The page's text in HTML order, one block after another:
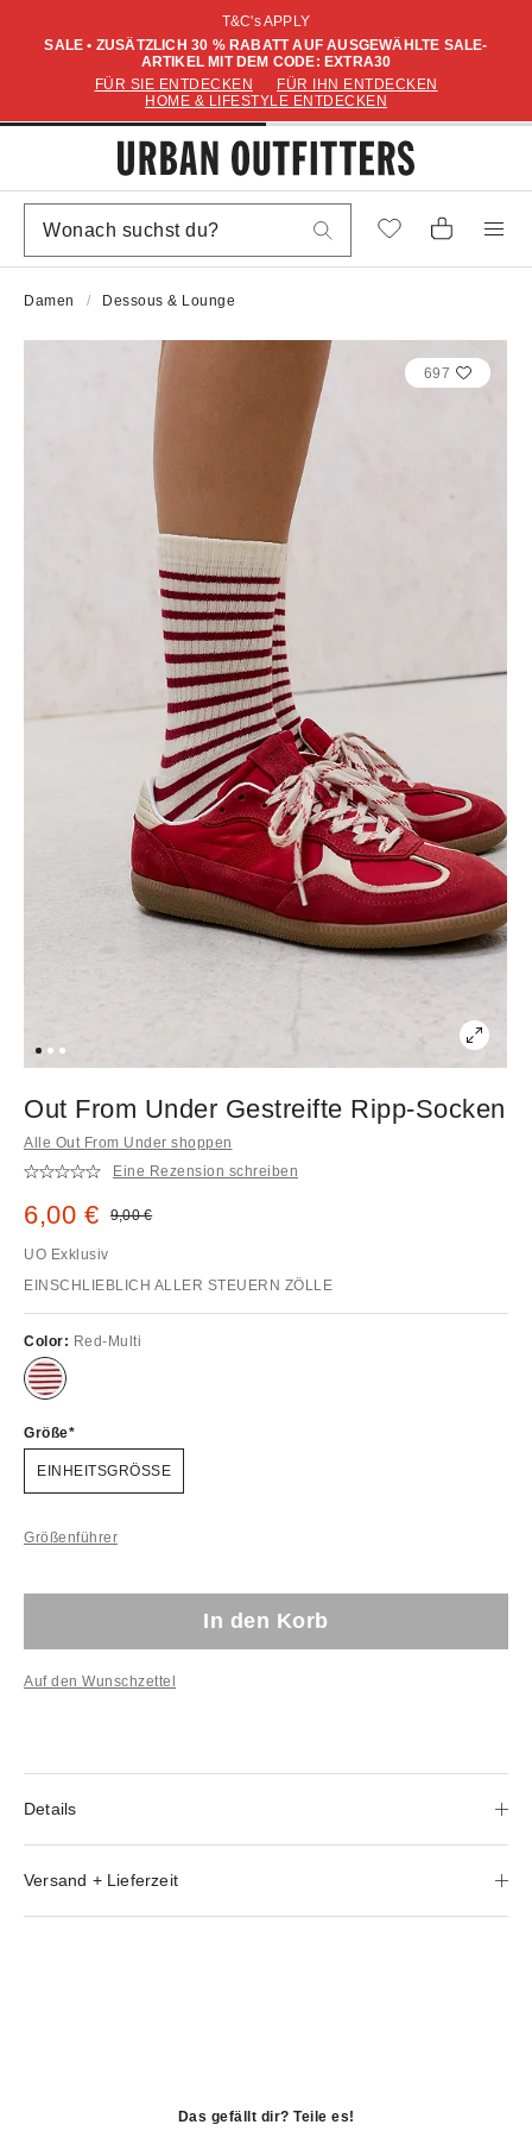
T&C's APPLY
SALE • ZUSÄTZLICH 30 % RABATT AUF AUSGEWÄHLTE SALE-
ARTIKEL MIT DEM CODE: EXTRA30
FÜR SIE ENTDECKEN
FÜR IHN ENTDECKEN
HOME & LIFESTYLE ENTDECKEN
Damen Dessous & Lounge
697
Out From Under Gestreifte Ripp-Socken
Alle Out From Under shoppen
Eine Rezension schreiben
Sale Preis:
6,00 € Original Preis:
9,00 €
UO Exklusiv
EINSCHLIEBLICH ALLER STEUERN ZÖLLE
Color: Red-Multi
Größe
EINHEITSGRÖSSE
Größenführer
In den Korb
Auf den Wunschzettel
Details
Versand + Lieferzeit
Das gefällt dir? Teile es!